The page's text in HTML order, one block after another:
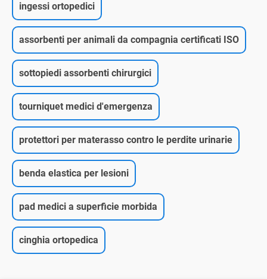
ingessi ortopedici
assorbenti per animali da compagnia certificati ISO
sottopiedi assorbenti chirurgici
tourniquet medici d'emergenza
protettori per materasso contro le perdite urinarie
benda elastica per lesioni
pad medici a superficie morbida
cinghia ortopedica